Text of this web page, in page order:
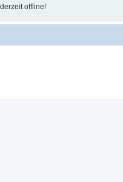
offline!